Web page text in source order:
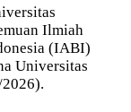
Ilmiah
(IABI)
Universitas